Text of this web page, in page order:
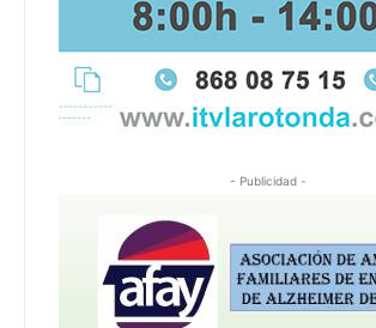
- Publicidad -